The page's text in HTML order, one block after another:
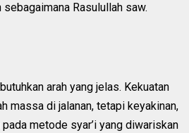
Rasulullah saw.
arah yang jelas. Kekuatan
massa di jalanan, tetapi keyakinan,
metode syar’i yang diwariskan